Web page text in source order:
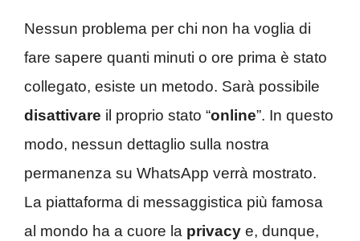
Nessun problema per chi non ha voglia di
fare sapere quanti minuti o ore prima è stato
collegato, esiste un metodo. Sarà possibile
disattivare il proprio stato “online”. In questo
modo, nessun dettaglio sulla nostra
permanenza su WhatsApp verrà mostrato.
La piattaforma di messaggistica più famosa
al mondo ha a cuore la privacy e, dunque,